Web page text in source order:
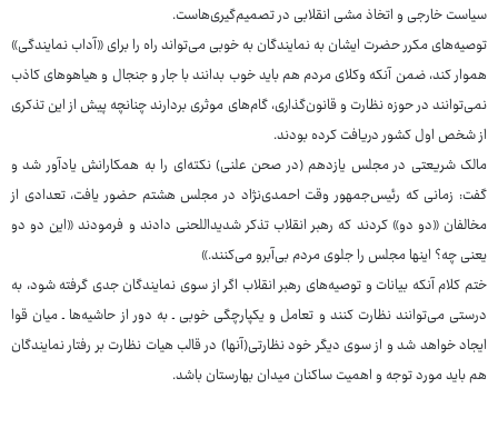
سیاست خارجی و اتخاذ مشی انقلابی در تصمیم‌گیری‌هاست.
توصیه‌های مکرر حضرت ایشان به نمایندگان به خوبی می‌تواند راه را برای «آداب نمایندگی»
هموار کند، ضمن آنکه وکلای مردم هم باید خوب بدانند با جار و جنجال و هیاهوهای کاذب
نمی‌توانند در حوزه نظارت و قانون‌گذاری، گام‌های موثری بردارند چنانچه پیش از این تذکری
از شخص اول کشور دریافت کرده بودند.
مالک شریعتی در مجلس یازدهم (در صحن علنی) نکته‌ای را به همکارانش یادآور شد و
گفت: زمانی که رئیس‌جمهور وقت احمدی‌نژاد در مجلس هشتم حضور یافت، تعدادی از
مخالفان «دو دو» کردند که رهبر انقلاب تذکر شدیداللحنی دادند و فرمودند «این دو دو
یعنی چه؟ اینها مجلس را جلوی مردم بی‌آبرو می‌کنند.»
ختم کلام آنکه بیانات و توصیه‌های رهبر انقلاب اگر از سوی نمایندگان جدی گرفته شود، به
درستی می‌توانند نظارت کنند و تعامل و یکپارچگی خوبی ـ به دور از حاشیه‌ها ـ میان قوا
ایجاد خواهد شد و از سوی دیگر خود نظارتی(آنها) در قالب هیات نظارت بر رفتار نمایندگان
هم باید مورد توجه و اهمیت ساکنان میدان بهارستان باشد.